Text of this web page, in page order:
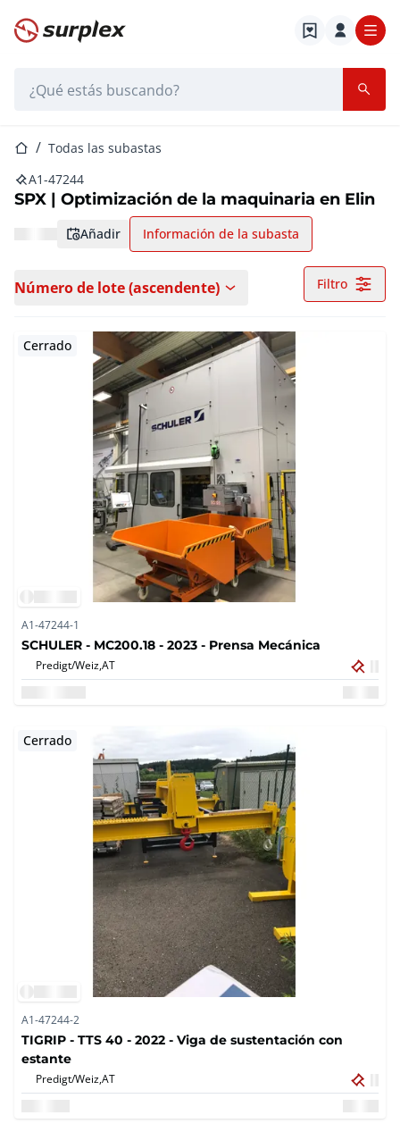
Página de inicio
Página de inicio
Todas las subastas
A1-47244
SPX | Optimización de la maquinaria en Elin
añadir Información de la subasta
Número de lote (ascendente) Filtro
Cerrado
A1-47244-1
SCHULER - MC200.18 - 2023 - Prensa Mecánica
Predigt/Weiz,AT
Cerrado
A1-47244-2
TIGRIP - TTS 40 - 2022 - Viga de sustentación con
estante
Predigt/Weiz,AT